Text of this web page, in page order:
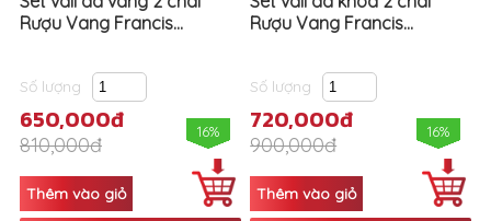
Rượu Vang Francis...
Số lượng
650,000đ
810,000đ
16%
Rượu Vang Francis...
Số lượng
720,000đ
900,000đ
16%